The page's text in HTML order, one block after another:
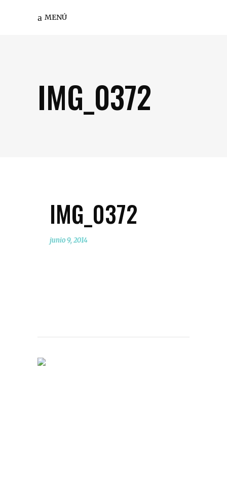
MENÚ
IMG_0372
IMG_0372
junio 9, 2014